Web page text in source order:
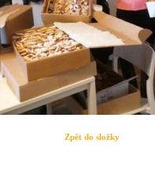
Zpět do složky